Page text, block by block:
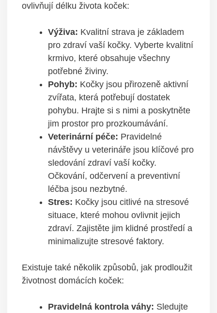
ovlivňují délku života koček:
Výživa: Kvalitní strava je základem
pro zdraví vaší kočky. Vyberte kvalitní
krmivo, které obsahuje všechny
potřebné živiny.
Pohyb: Kočky jsou přirozeně aktivní
zvířata, která potřebují dostatek
pohybu. Hrajte si s nimi a poskytněte
jim prostor pro prozkoumávání.
Veterinární péče: Pravidelné
návštěvy u veterináře jsou klíčové pro
sledování zdraví vaší kočky.
Očkování, odčervení a preventivní
léčba jsou nezbytné.
Stres: Kočky jsou citlivé na stresové
situace, které mohou ovlivnit jejich
zdraví. Zajistěte jim klidné prostředí a
minimalizujte stresové faktory.
Existuje také několik způsobů, jak prodloužit
životnost domácích koček:
Pravidelná kontrola váhy: Sledujte